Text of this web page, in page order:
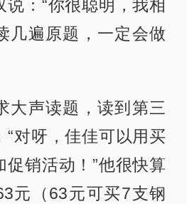
：“你很聪明，我相
几遍原题，一定会做
大声读题，读到第三
“对呀，佳佳可以用买
促销活动！”他很快算
元（63元可买7支钢